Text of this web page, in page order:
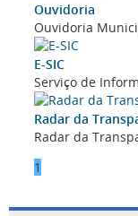
Ouvidoria
Ouvidoria
E-SIC
Serviço de
Radar da
Radar da
1